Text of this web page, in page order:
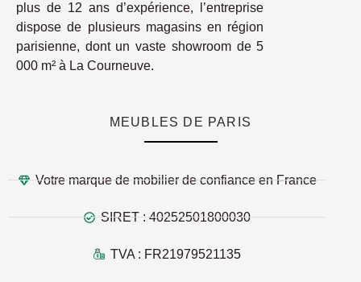
plus de 12 ans d’expérience, l’entreprise
dispose de plusieurs magasins en région
parisienne, dont un vaste showroom de 5
000 m² à La Courneuve.
MEUBLES DE PARIS
Votre marque de mobilier de confiance en France
SIRET : 40252501800030
TVA : FR21979521135